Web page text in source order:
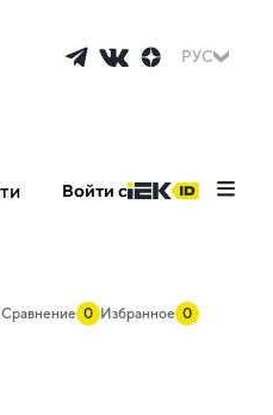
РУС
Войти с
Сравнение 0 Избранное 0